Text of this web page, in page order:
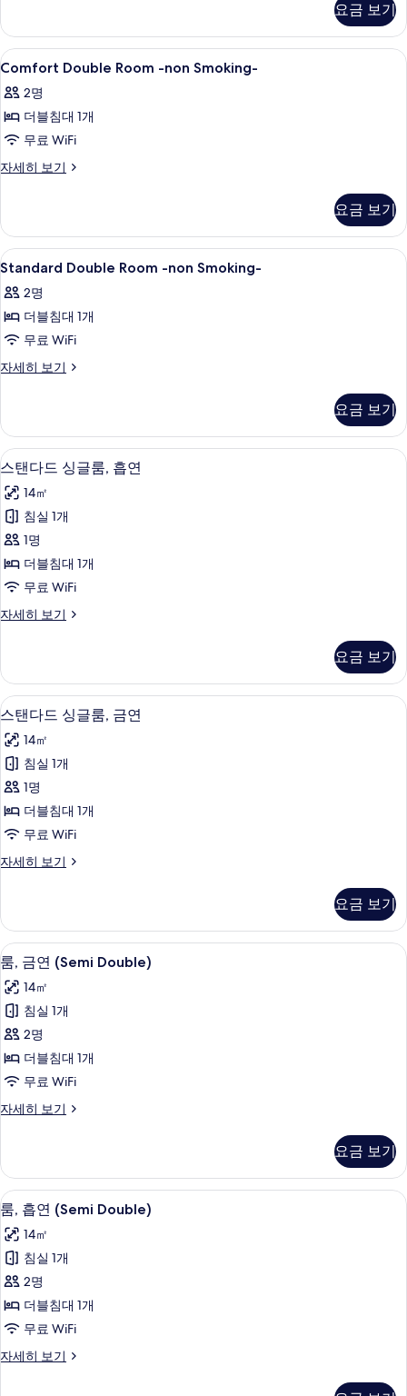
진
모
두
보
기
-
non
Smoking-
세
히
기
요금 보기
Comfort
Double
Room
-
non
Smoking-
모
두
보
기
1
Comfort Double Room -non Smoking-
2명
더블침대 1개
무료 WiFi
자세히 보기
Comfort
non
Smoking-
자
히
보
요금 보기
Standard
Double
Room
-
non
Smoking-
모
두
보
기
1
Standard Double Room -non Smoking-
2명
더블침대 1개
무료 WiFi
자세히 보기
Standard
non
Smoking-
자
히
보
기
요금 보기
스
탠
다
드
싱
글
흡
사
진
모
두
보
기
3
스탠다드 싱글룸, 흡연
14㎡
침실 1개
1명
더블침대 1개
무료 WiFi
자세히 보기
스
싱
글
룸,
연
자
세
히
보
기
요금 보기
스
탠
다
드
싱
글
금
사
진
모
두
보
기
3
스탠다드 싱글룸, 금연
14㎡
침실 1개
1명
더블침대 1개
무료 WiFi
자세히 보기
스
싱
글
룸,
금
연
자
세
히
보
기
요금 보기
룸,
금
연
(Semi
Double)
사
진
모
기
3
룸, 금연 (Semi Double)
14㎡
침실 1개
2명
더블침대 1개
무료 WiFi
자세히 보기
룸,
Double)
자
세
히
보
기
요금 보기
룸,
흡
연
(Semi
Double)
사
진
모
3
룸, 흡연 (Semi Double)
14㎡
침실 1개
2명
더블침대 1개
무료 WiFi
자세히 보기
룸,